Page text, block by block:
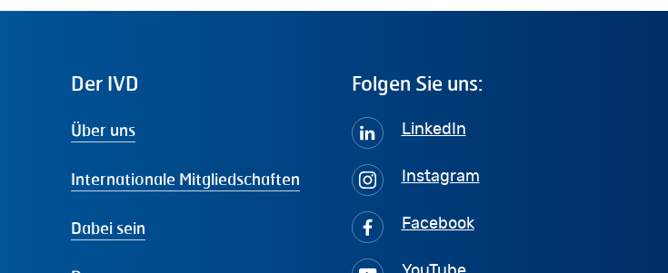
Der IVD
Über uns
Internationale Mitgliedschaften
Dabei sein
Folgen Sie uns:
LinkedIn
Instagram
Facebook